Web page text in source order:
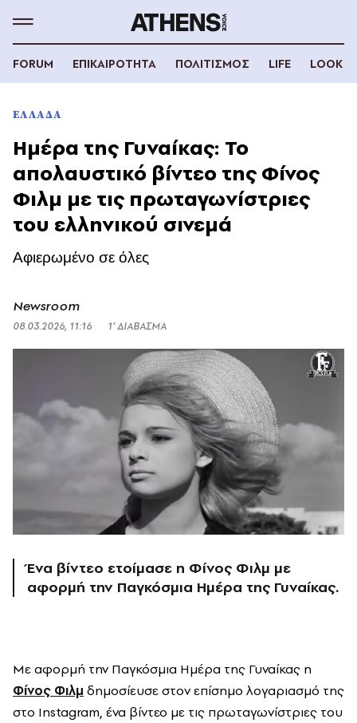
FORUM ΕΠΙΚΑΙΡΟΤΗΤΑ ΠΟΛΙΤΙΣΜΟΣ LIFE LOOK
ΕΛΛΑΔΑ
Ημέρα της Γυναίκας: Το
απολαυστικό βίντεο της Φίνος
Φιλμ με τις πρωταγωνίστριες
του ελληνικού σινεμά
Αφιερωμένο σε όλες
Newsroom
08.03.2026, 11:16 1’ ΔΙΑΒΑΣΜΑ
Ένα βίντεο ετοίμασε η Φίνος Φιλμ με
αφορμή την Παγκόσμια Ημέρα της Γυναίκας.
Mε αφορμή την Παγκόσμια Ημέρα της Γυναίκας η
Φίνος Φιλμ δημοσίευσε στον επίσημο λογαριασμό της
στο Instagram, ένα βίντεο με τις πρωταγωνίστριες του